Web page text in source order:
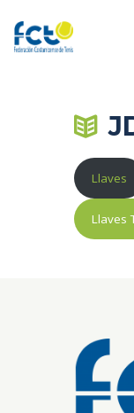
Llaves
Llaves